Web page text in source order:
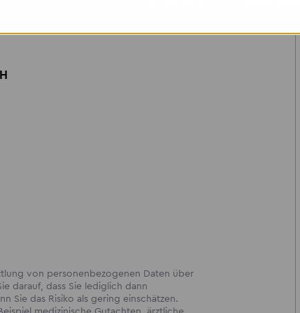
von personenbezogenen Daten über
darauf, dass Sie lediglich dann
Sie das Risiko als gering einschätzen.